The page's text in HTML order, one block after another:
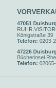
47051 Duisburg
Königstraße 39
Telefon: 0203-
47226
Bücherinsel
Telefon: